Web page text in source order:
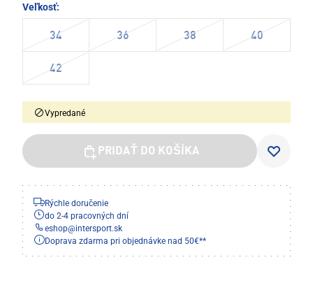
Veľkosť:
34 36 38 40
42
Vypredané
PRIDAŤ DO KOŠÍKA
Rýchle doručenie
do 2-4 pracovných dní
eshop@intersport.sk
Doprava zdarma pri objednávke nad 50€**